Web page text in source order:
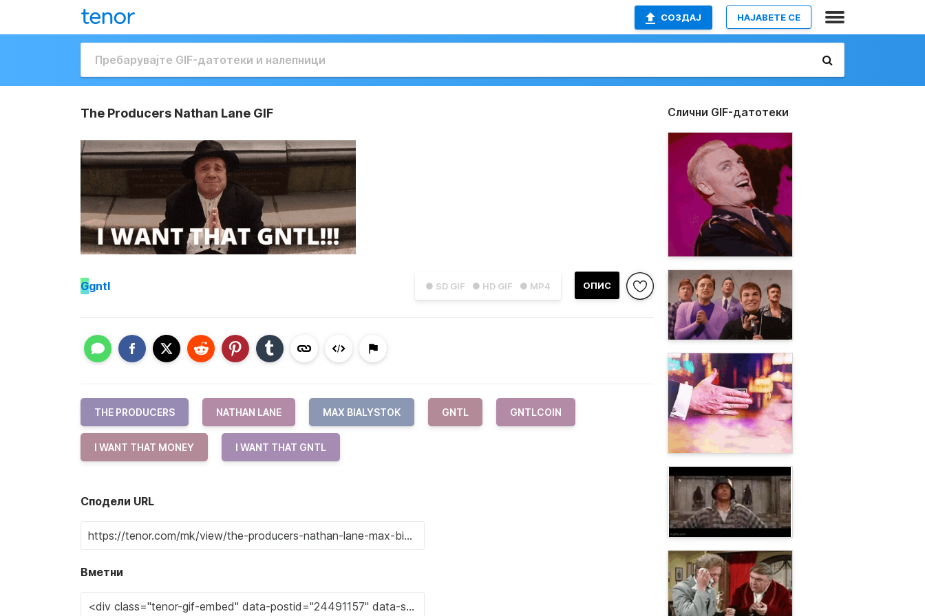
СОЗДАЈ НАЈАВETE СЕ
The Producers Nathan Lane GIF
● SD GIF ● HD GIF ● MP4 ОПИС
Ggntl
THE PRODUCERS NATHAN LANE MAX BIALYSTOK GNTL GNTLCOIN
I WANT THAT MONEY I WANT THAT GNTL
Сподели URL
Вметни
Слични GIF-датотеки